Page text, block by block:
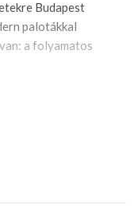
Budapest
palotákkal
a folyamatos